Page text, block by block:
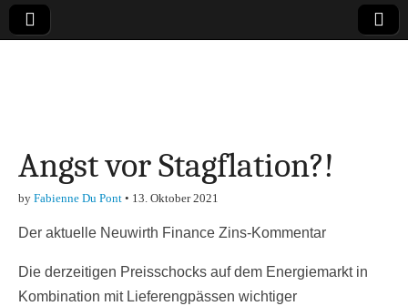
Finanzen,
Marketing-, Vertrieb-
& Investment-Tipps
Angst vor Stagflation?!
by Fabienne Du Pont • 13. Oktober 2021
Der aktuelle Neuwirth Finance Zins-Kommentar
Die derzeitigen Preisschocks auf dem Energiemarkt in
Kombination mit Lieferengpässen wichtiger